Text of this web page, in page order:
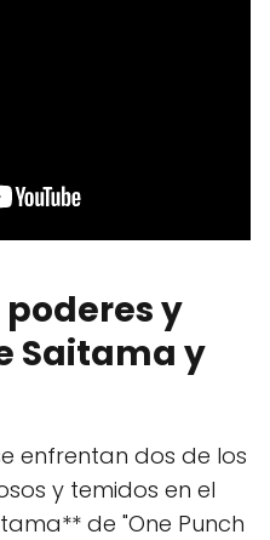
poderes y
Saitama y
enfrentan dos de los
y temidos en el
de "One Punch